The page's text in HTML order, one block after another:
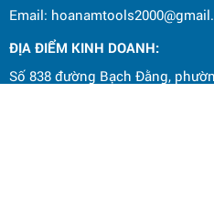
Email:
ĐỊA ĐIỂM KINH DOANH:
Số 838 đường Bạch Đằng,